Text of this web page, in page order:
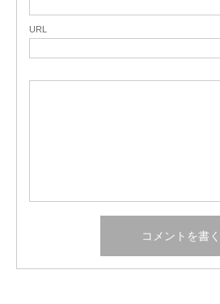
URL